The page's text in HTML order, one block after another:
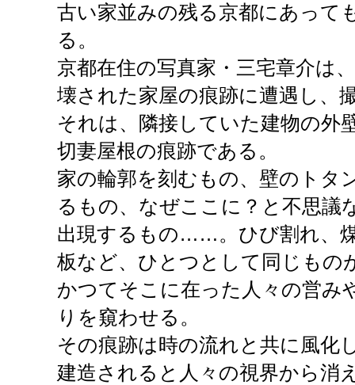
古い家並みの残る京都にあって
る。
京都在住の写真家・三宅章介は
壊された家屋の痕跡に遭遇し、
それは、隣接していた建物の外
切妻屋根の痕跡である。
家の輪郭を刻むもの、壁のトタ
るもの、なぜここに？と不思議
出現するもの……。ひび割れ、
板など、ひとつとして同じもの
かつてそこに在った人々の営み
りを窺わせる。
その痕跡は時の流れと共に風化
建造されると人々の視界から消